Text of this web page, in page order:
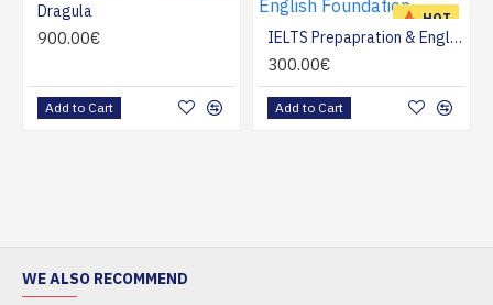
Dragula
900.00€
Add to Cart
HOT
IELTS Prepapration & English Foundation
300.00€
Add to Cart
WE ALSO RECOMMEND